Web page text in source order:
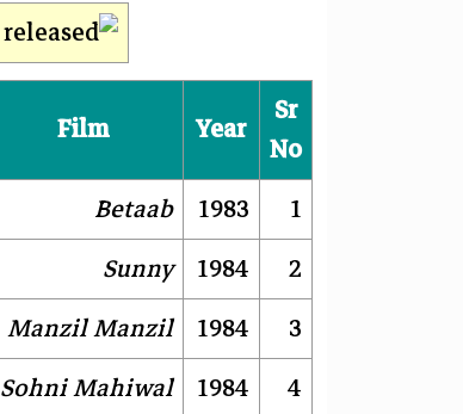
Sr
No
Year
Film
1
1983
Betaab
2
1984
Sunny
3
1984
Manzil Manzil
4
1984
Sohni Mahiwal